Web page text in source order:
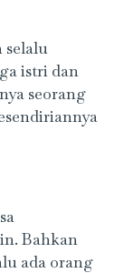
selalu
istri dan
seorang
Bahkan
ada orang